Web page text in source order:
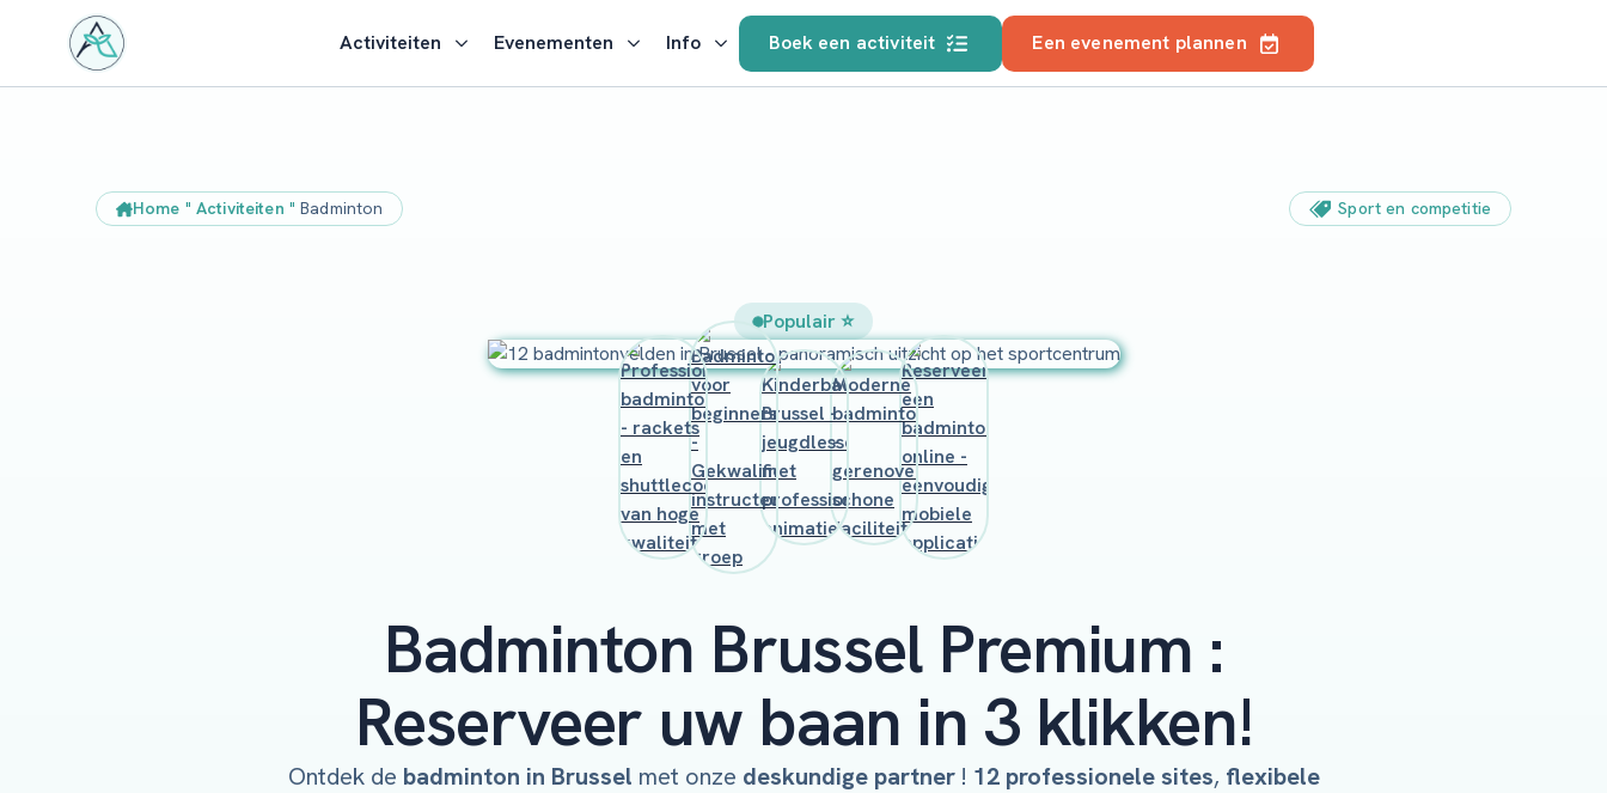
Activiteiten Evenementen Info Boek een activiteit Een evenement plannen
Home " Activiteiten "Badminton Sport en competitie
Populair ⭐
Badminton Brussel Premium :
Reserveer uw baan in 3 klikken!
Ontdek de badminton in Brussel met onze deskundige partner! 12 professionele sites, flexibele